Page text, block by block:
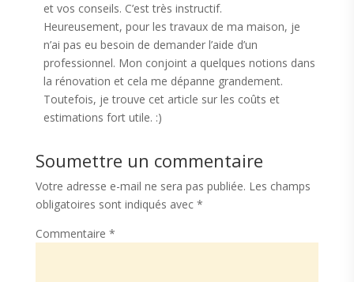
et vos conseils. C’est très instructif.
Heureusement, pour les travaux de ma maison, je
n’ai pas eu besoin de demander l’aide d’un
professionnel. Mon conjoint a quelques notions dans
la rénovation et cela me dépanne grandement.
Toutefois, je trouve cet article sur les coûts et
estimations fort utile. :)
Soumettre un commentaire
Votre adresse e-mail ne sera pas publiée. Les champs
obligatoires sont indiqués avec *
Commentaire *